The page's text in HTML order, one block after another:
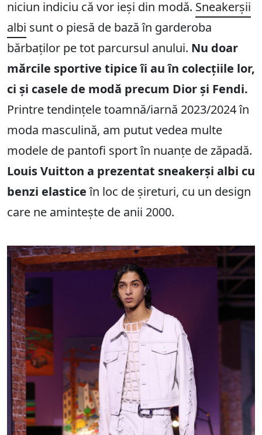
niciun indiciu că vor ieși din modă. Sneakerșii
albi sunt o piesă de bază în garderoba
bărbaților pe tot parcursul anului. Nu doar
mărcile sportive tipice îi au în colecțiile lor,
ci și casele de modă precum Dior și Fendi.
Printre tendințele toamnă/iarnă 2023/2024 în
moda masculină, am putut vedea multe
modele de pantofi sport în nuanțe de zăpadă.
Louis Vuitton a prezentat sneakerși albi cu
benzi elasticeîn loc de șireturi, cu un design
care ne amintește de anii 2000.